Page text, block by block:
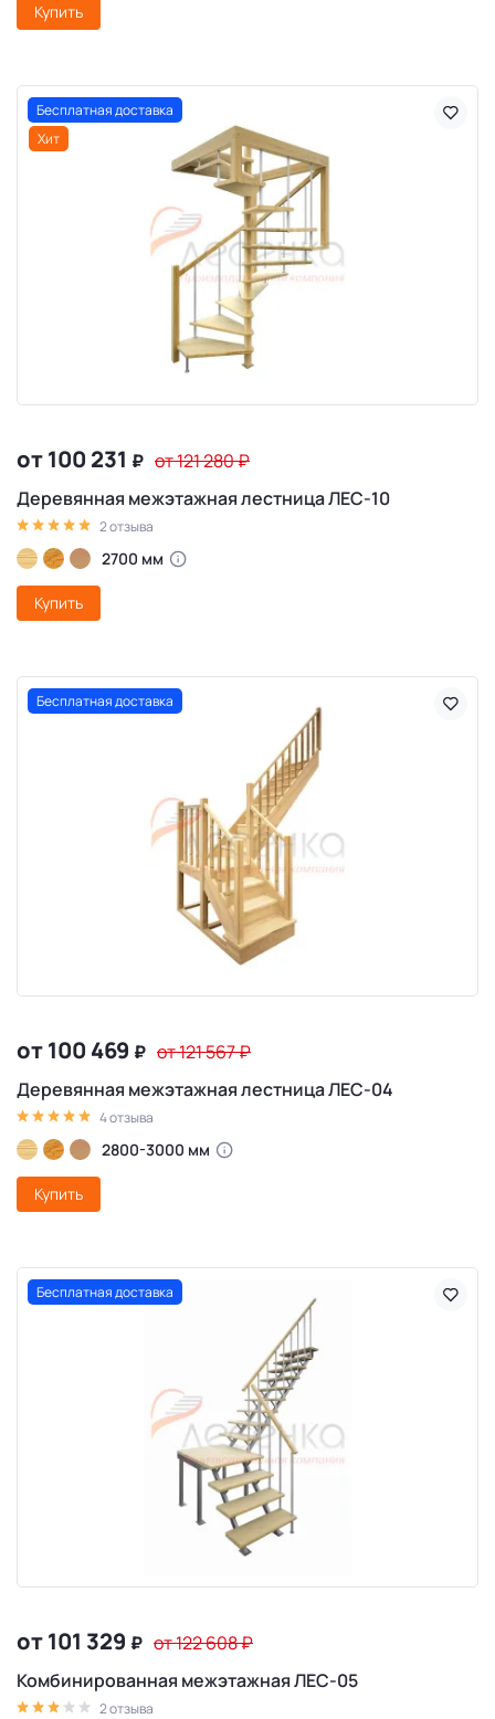
Купить
Бесплатная доставка
Хит
от 100 231 ₽ от 121 280₽
Деревянная межэтажная лестница ЛЕС-10
2 отзыва
2700 мм
Купить
Бесплатная доставка
от 100 469 ₽ от 121 567₽
Деревянная межэтажная лестница ЛЕС-04
4 отзыва
2800-3000 мм
Купить
Бесплатная доставка
от 101 329 ₽ от 122 608₽
Комбинированная межэтажная ЛЕС-05
2 отзыва